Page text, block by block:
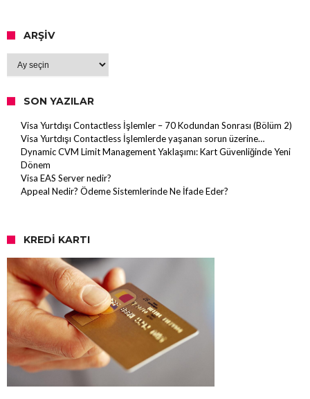
ARŞIV
SON YAZILAR
Visa Yurtdışı Contactless İşlemler – 70 Kodundan Sonrası (Bölüm 2)
Visa Yurtdışı Contactless İşlemlerde yaşanan sorun üzerine…
Dynamic CVM Limit Management Yaklaşımı: Kart Güvenliğinde Yeni
Dönem
Visa EAS Server nedir?
Appeal Nedir? Ödeme Sistemlerinde Ne İfade Eder?
KREDI KARTI